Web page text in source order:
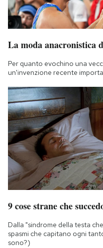
La moda anacronistica
Per quanto evochino una
un'invenzione recente
9 cose strane che
Dalla "sindrome della testa
spasmi che capitano ogni
sono?)